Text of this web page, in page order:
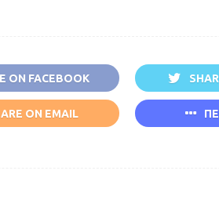
ON FACEBOOK
ON EMAIL